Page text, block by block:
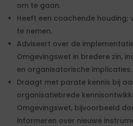
om te gaan.
Heeft een coachende houding;
te nemen.
Adviseert over de
Omgevingswet in bredere zin,
en organisatorische implicaties.
Draagt met parate kennis bij
organisatiebrede
Omgevingswet, bijvoorbeeld
informeren over nieuwe